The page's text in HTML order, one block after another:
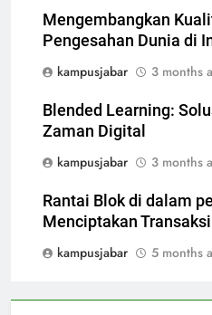
Mengembangkan
Pengesahan Dunia di
kampusjabar
3 months
Blended Learning:
Zaman Digital
kampusjabar
3 months
Rantai Blok di dalam
Menciptakan
kampusjabar
5 months